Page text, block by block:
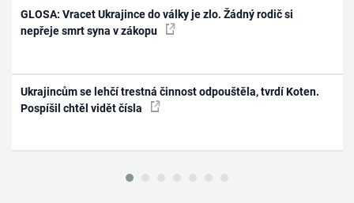
GLOSA: Vracet Ukrajince do války je zlo. Žádný rodič si
nepřeje smrt syna v zákopu
Ukrajincům se lehčí trestná činnost odpouštěla, tvrdí Koten.
Pospíšil chtěl vidět čísla